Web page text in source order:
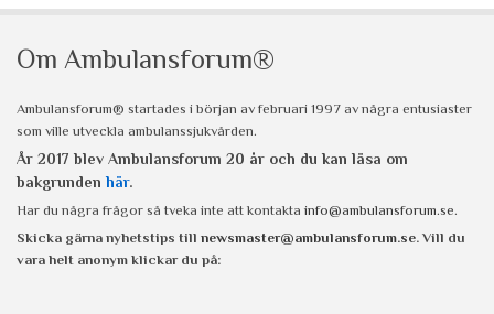
Om Ambulansforum®
Ambulansforum® startades i början av februari 1997 av några entusiaster
som ville utveckla ambulanssjukvården.
År 2017 blev Ambulansforum 20 år och du kan läsa om
bakgrunden här.
Har du några frågor så tveka inte att kontakta info@ambulansforum.se.
Skicka gärna nyhetstips till newsmaster@ambulansforum.se. Vill du
vara helt anonym klickar du på: